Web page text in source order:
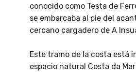
conocido como Testa de
se embarcaba al pie del
cercano cargadero de A
Este tramo de la costa está
espacio natural Costa da